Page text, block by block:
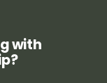
with